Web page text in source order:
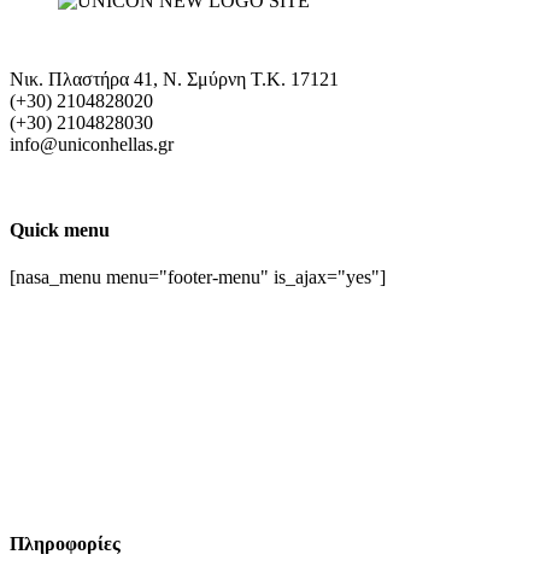
Νικ. Πλαστήρα 41, Ν. Σμύρνη T.K. 17121
(+30) 2104828020
(+30) 2104828030
info@uniconhellas.gr
Quick menu
[nasa_menu menu="footer-menu" is_ajax="yes"]
Πληροφορίες